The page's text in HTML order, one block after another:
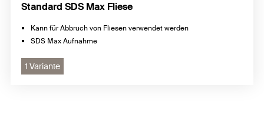
Standard SDS Max Fliese
Kann für Abbruch von Fliesen verwendet werden
SDS Max Aufnahme
1 Variante